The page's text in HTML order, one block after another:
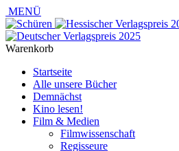
MENÜ
Warenkorb
Startseite
Alle unsere Bücher
Demnächst
Kino lesen!
Film & Medien
Filmwissenschaft
Regisseure